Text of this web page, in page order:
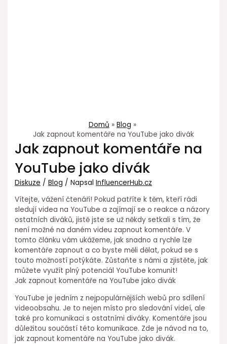
Domů
Blog
Jak zapnout komentáře na YouTube jako divák
Jak zapnout komentáře na
YouTube jako divák
Diskuze /Blog / NapsalInfluencerHub.cz
Vítejte, vážení čtenáři! Pokud patříte k těm, kteří rádi
sledují videa na YouTube a zajímají se o reakce a názory
ostatních diváků, jistě jste se už někdy setkali s tím, že
není možné na daném videu zapnout komentáře. V
tomto článku vám ukážeme, jak snadno a rychle lze
komentáře zapnout a co byste měli dělat, pokud se s
touto možností potýkáte. Zůstaňte s námi a zjistěte, jak
můžete využít plný potenciál YouTube komunit!
Jak zapnout komentáře na YouTube jako divák
YouTube je jedním z nejpopulárnějších webů pro sdílení
videoobsahu. Je to nejen místo pro sledování videí, ale
také pro komunikaci s ostatními diváky. Komentáře jsou
důležitou součástí této komunikace. Zde je návod na to,
jak zapnout komentáře na YouTube jako divák.